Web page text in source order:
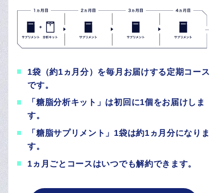
1袋（約1ヵ月分）を毎月お届けする定期コース
です。
「糖脂分析キット」は初回に1個をお届けしま
す。
「糖脂サプリメント」1袋は約1ヵ月分になりま
す。
1ヵ月ごとコースはいつでも解約できます。
3袋（約3ヵ月分）をまとめてお届けする定期コ
毎回「糖脂サプリメント」3袋と「糖脂分析キ
ット」1個をセットでお届けします。
「糖脂サプリメント」1袋は約1ヵ月分になりま
す。
3ヵ月ごとコースはいつでも解約できます。
3袋（約3ヵ月分）をまとめて年4回お届けする
定期コースです。
毎回「糖脂サプリメント」3袋と「糖脂分析キ
ット」1個をセットでお届けします。
年間コースは1年間の定期購入契約（1年間に4
回配送で総額 49,476円（税込））となりま
す。
※年間コースは1年間のお届け（糖脂サプリメント3袋
ト」1個をセットで1回のみお届けします。
別途送料500円（税込）がかかります。